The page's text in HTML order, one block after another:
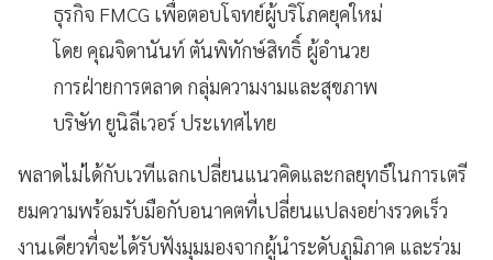
ธุรกิจ FMCG เพื่อตอบโจทย์ผู้บริโภคยุคใหม่
โดย คุณจิดานันท์ ตันพิทักษ์สิทธิ์ ผู้อำนวย
การฝ่ายการตลาด กลุ่มความงามและสุขภาพ
บริษัท ยูนิลีเวอร์ ประเทศไทย
พลาดไม่ได้กับเวทีแลกเปลี่ยนแนวคิดและกลยุทธ์ในการเตรี
ยมความพร้อมรับมือกับอนาคตที่เปลี่ยนแปลงอย่างรวดเร็ว
งานเดียวที่จะได้รับฟังมุมมองจากผู้นำระดับภูมิภาค และร่วม